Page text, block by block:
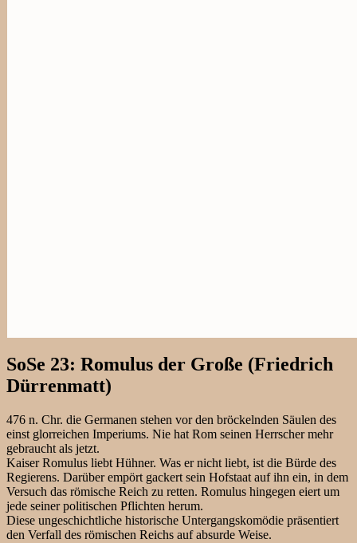
SoSe 23: Romulus der Große (Friedrich
Dürrenmatt)
476 n. Chr. die Germanen stehen vor den bröckelnden Säulen des
einst glorreichen Imperiums. Nie hat Rom seinen Herrscher mehr
gebraucht als jetzt.
Kaiser Romulus liebt Hühner. Was er nicht liebt, ist die Bürde des
Regierens. Darüber empört gackert sein Hofstaat auf ihn ein, in dem
Versuch das römische Reich zu retten. Romulus hingegen eiert um
jede seiner politischen Pflichten herum.
Diese ungeschichtliche historische Untergangskomödie präsentiert
den Verfall des römischen Reichs auf absurde Weise.